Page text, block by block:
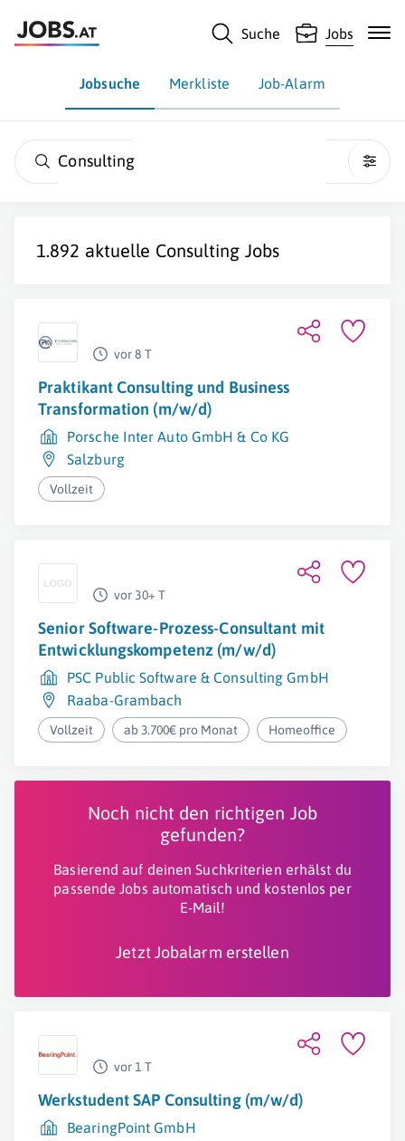
Suche Jobs
Jobsuche Merkliste Job-Alarm
Consulting
1.892 aktuelle Consulting Jobs
vor 8 T
Praktikant Consulting und Business
Transformation (m/w/d)
Porsche Inter Auto GmbH & Co KG
Salzburg
Vollzeit
vor 30+ T
Senior Software-Prozess-Consultant mit
Entwicklungskompetenz (m/w/d)
PSC Public Software & Consulting GmbH
Raaba-Grambach
Vollzeit ab 3.700€ pro Monat Homeoffice
Noch nicht den richtigen Job
gefunden?
Basierend auf deinen Suchkriterien erhälst du
passende Jobs automatisch und kostenlos per
E-Mail!
Jetzt Jobalarm erstellen
vor 1 T
Werkstudent SAP Consulting (m/w/d)
BearingPoint GmbH